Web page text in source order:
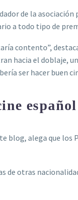
de la
a todo tipo de
contento”,
hacia el doblaje,
ser hacer buen
español
blog, alega que los
de otras